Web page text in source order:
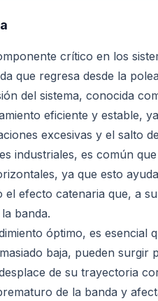
crítico en los
que regresa desde la
del sistema, conocida
eficiente y estable,
excesivas y el salto
industriales, es común
ya que esto
el efecto catenaria que, a
banda.
óptimo, es esencial
baja, pueden
de su trayectoria
de la banda y